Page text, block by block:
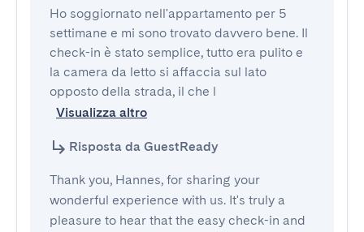
Ho soggiornato nell'appartamento per 5
settimane e mi sono trovato davvero bene. Il
check-in è stato semplice, tutto era pulito e
la camera da letto si affaccia sul lato
opposto della strada, il che l
Visualizza altro
Risposta da GuestReady
Thank you, Hannes, for sharing your
wonderful experience with us. It's truly a
pleasure to hear that the easy check-in and